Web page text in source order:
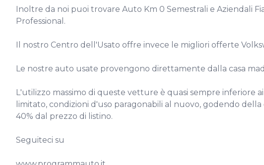
Inoltre da noi puoi trovare Auto Km 0 Semestrali e Aziendali
Professional.
Il nostro Centro dell'Usato offre invece le migliori offerte
Le nostre auto usate provengono direttamente dalla casa
L'utilizzo massimo di queste vetture è quasi sempre inferiore
limitato, condizioni d'uso paragonabili al nuovo, godendo
40% dal prezzo di listino.
Seguiteci su